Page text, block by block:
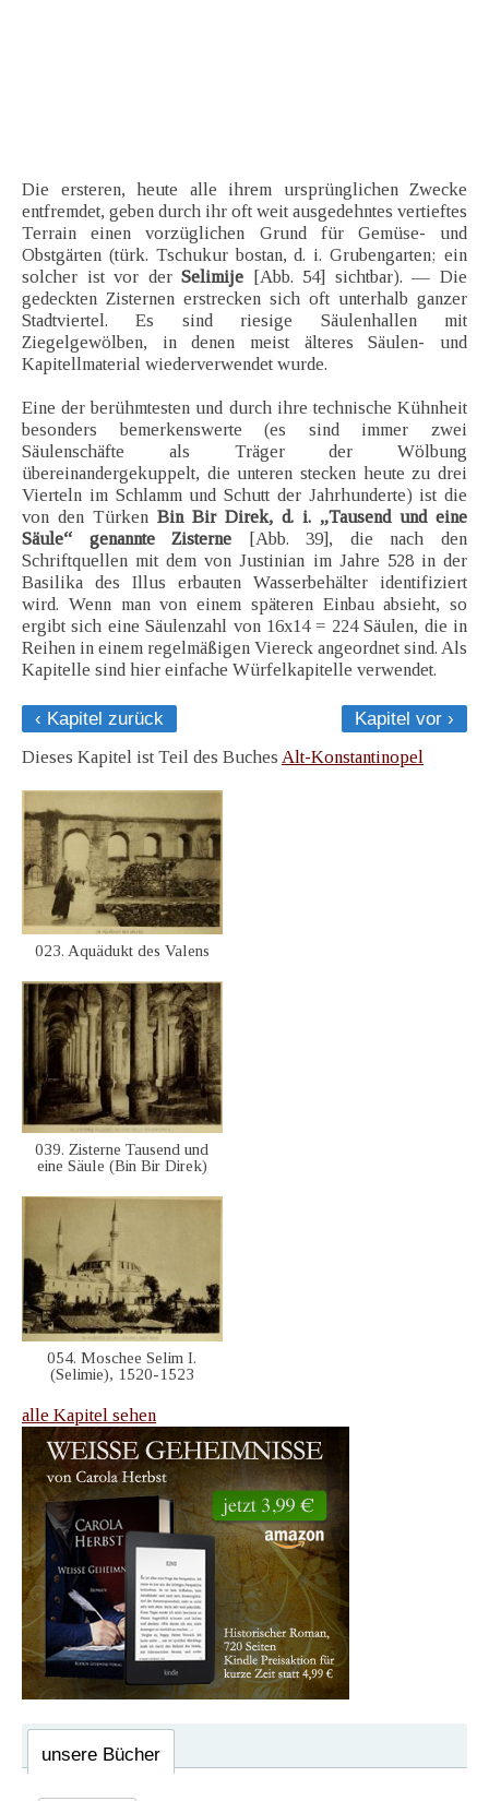
Die ersteren, heute alle ihrem ursprünglichen Zwecke
entfremdet, geben durch ihr oft weit ausgedehntes vertieftes
Terrain einen vorzüglichen Grund für Gemüse- und
Obstgärten (türk. Tschukur bostan, d. i. Grubengarten; ein
solcher ist vor derSelimije [Abb. 54] sichtbar). — Die
gedeckten Zisternen erstrecken sich oft unterhalb ganzer
Stadtviertel. Es sind riesige Säulenhallen mit
Ziegelgewölben, in denen meist älteres Säulen- und
Kapitellmaterial wiederverwendet wurde.
Eine der berühmtesten und durch ihre technische Kühnheit
besonders bemerkenswerte (es sind immer zwei
Säulenschäfte als Träger der Wölbung
übereinandergekuppelt, die unteren stecken heute zu drei
Vierteln im Schlamm und Schutt der Jahrhunderte) ist die
von den Türken Bin Bir Direk, d. i. „Tausend und eine
Säule“ genannte Zisterne [Abb. 39], die nach den
Schriftquellen mit dem von Justinian im Jahre 528 in der
Basilika des Illus erbauten Wasserbehälter identifiziert
wird. Wenn man von einem späteren Einbau absieht, so
ergibt sich eine Säulenzahl von 16x14 = 224 Säulen, die in
Reihen in einem regelmäßigen Viereck angeordnet sind. Als
Kapitelle sind hier einfache Würfelkapitelle verwendet.
‹ Kapitel zurück
Kapitel vor ›
Dieses Kapitel ist Teil des Buches Alt-Konstantinopel
023. Aquädukt des Valens
039. Zisterne Tausend und
eine Säule (Bin Bir Direk)
054. Moschee Selim I.
(Selimie), 1520-1523
alle Kapitel sehen
unsere Bücher